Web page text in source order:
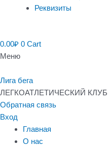
Реквизиты
0.00₽ 0 Cart
Меню
Лига бега
ЛЕГКОАТЛЕТИЧЕСКИЙ КЛУБ
Обратная связь
Вход
Главная
О нас